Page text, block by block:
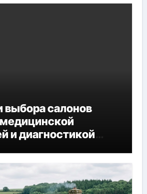
выбора салонов
и диагностикой